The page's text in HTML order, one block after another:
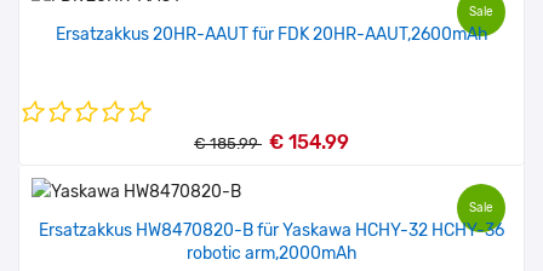
Sale
Ersatzakkus 20HR-AAUT für FDK 20HR-AAUT,2600mAh
€ 185.99 € 154.99
Sale
Ersatzakkus HW8470820-B für Yaskawa HCHY-32 HCHY-36
robotic arm,2000mAh